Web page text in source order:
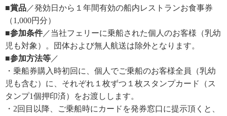
■賞品 ／発効日から１年間有効の船内レストランお食事券
（1,000円分）
■参加条件／当社フェリーに乗船された個人のお客様（乳幼
児も対象）。団体および無人航送は除外となります。
■参加方法等 ／
・乗船券購入時初回に、個人でご乗船のお客様全員（乳幼
児も含む）に、それぞれ１枚ずつ１枚スタンプカード（ス
タンプ1個押印済）をお渡しします。
・2回目以降、ご乗船時にカードを発券窓口に提示頂くと、